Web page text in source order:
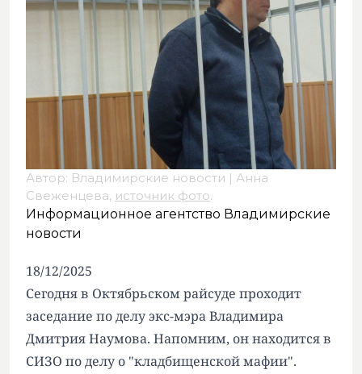
Автор: Владимирские новости | Анна
Свеженцева, источник фото.
Информационное агентство Владимирские
новости
18/12/2025
Сегодня в Октябрьском райсуде проходит
заседание по делу экс-мэра Владимира
Дмитрия Наумова. Напомним, он находится в
СИЗО по делу о "кладбищенской мафии".